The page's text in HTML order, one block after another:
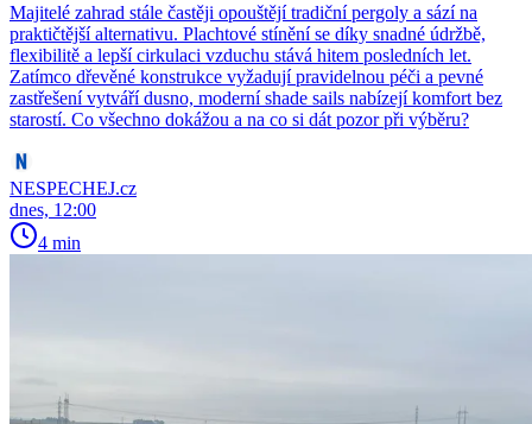
Majitelé zahrad stále častěji opouštějí tradiční pergoly a sází na
praktičtější alternativu. Plachtové stínění se díky snadné údržbě,
flexibilitě a lepší cirkulaci vzduchu stává hitem posledních let.
Zatímco dřevěné konstrukce vyžadují pravidelnou péči a pevné
zastřešení vytváří dusno, moderní shade sails nabízejí komfort bez
starostí. Co všechno dokážou a na co si dát pozor při výběru?
NESPECHEJ.cz
dnes, 12:00
4 min